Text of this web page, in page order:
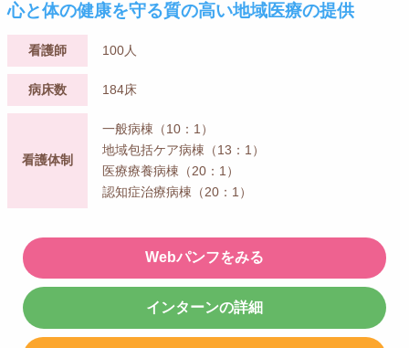
心と体の健康を守る質の高い地域医療の提供
看護師 100人
病床数 184床
看護体制
一般病棟（10：1）
地域包括ケア病棟（13：1）
医療療養病棟（20：1）
認知症治療病棟（20：1）
Webパンフをみる
インターンの詳細